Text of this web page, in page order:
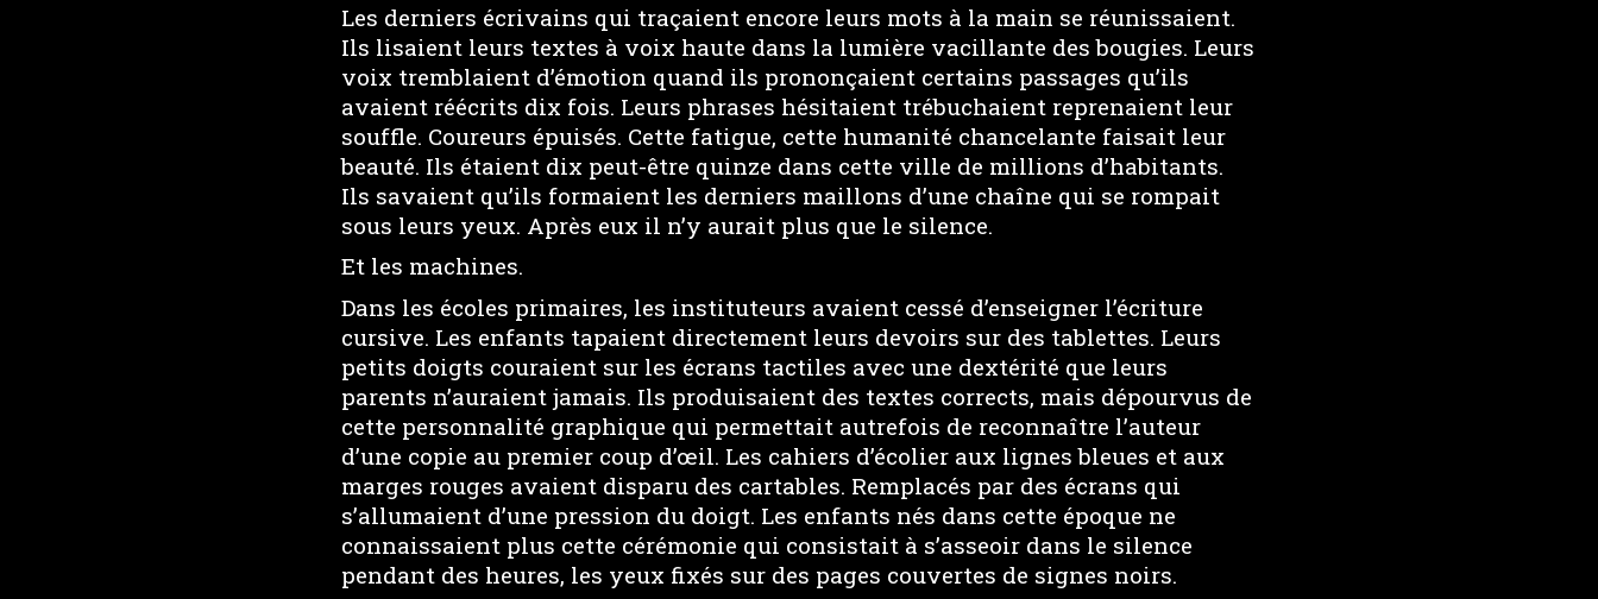
Les derniers écrivains qui traçaient encore leurs mots à la main se réunissaient.
Ils lisaient leurs textes à voix haute dans la lumière vacillante des bougies. Leurs
voix tremblaient d’émotion quand ils prononçaient certains passages qu’ils
avaient réécrits dix fois. Leurs phrases hésitaient trébuchaient reprenaient leur
souffle. Coureurs épuisés. Cette fatigue, cette humanité chancelante faisait leur
beauté. Ils étaient dix peut-être quinze dans cette ville de millions d’habitants.
Ils savaient qu’ils formaient les derniers maillons d’une chaîne qui se rompait
sous leurs yeux. Après eux il n’y aurait plus que le silence.
Et les machines.
Dans les écoles primaires, les instituteurs avaient cessé d’enseigner l’écriture
cursive. Les enfants tapaient directement leurs devoirs sur des tablettes. Leurs
petits doigts couraient sur les écrans tactiles avec une dextérité que leurs
parents n’auraient jamais. Ils produisaient des textes corrects, mais dépourvus de
cette personnalité graphique qui permettait autrefois de reconnaître l’auteur
d’une copie au premier coup d’œil. Les cahiers d’écolier aux lignes bleues et aux
marges rouges avaient disparu des cartables. Remplacés par des écrans qui
s’allumaient d’une pression du doigt. Les enfants nés dans cette époque ne
connaissaient plus cette cérémonie qui consistait à s’asseoir dans le silence
pendant des heures, les yeux fixés sur des pages couvertes de signes noirs.